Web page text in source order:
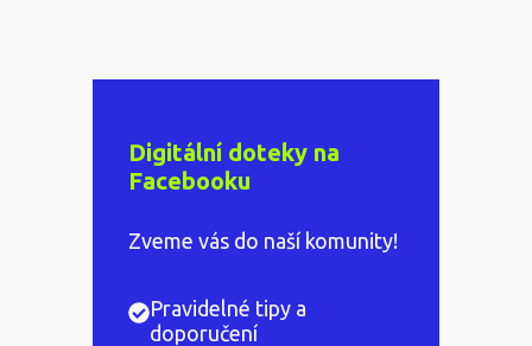
Digitální doteky na
Facebooku
Zveme vás do naší komunity!
Pravidelné tipy a
doporučení